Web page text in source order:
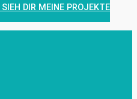
DIR MEINE PROJEKTE